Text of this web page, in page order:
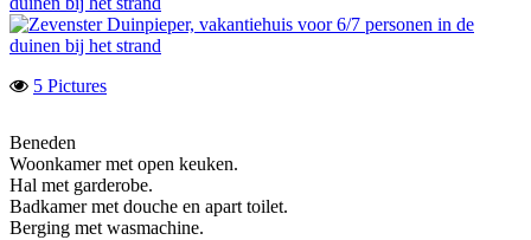
5 Pictures
Beneden
Woonkamer met open keuken.
Hal met garderobe.
Badkamer met douche en apart toilet.
Berging met wasmachine.